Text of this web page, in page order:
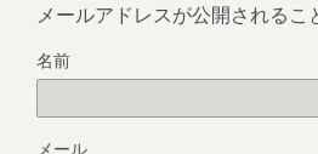
メールアドレスが公開されるこ
名前
メール